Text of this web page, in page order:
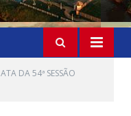
ATA DA 54ª SESSÃO